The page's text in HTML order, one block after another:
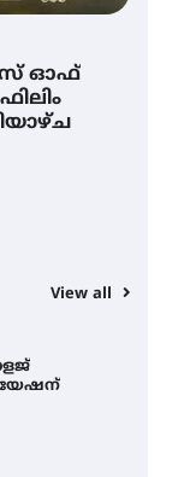
ഓഫ്
View all
പൊരുതി
വോയിസ്
7